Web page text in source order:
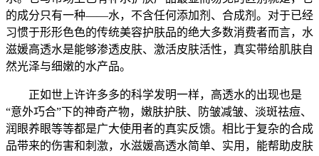
的成分只有一种——水，不含任何添加剂、合成剂。对于已经
习惯于形形色色的传统美容护肤品的绝大多数消费者而言，水
滋媛高透水是能够渗透皮肤、激活皮肤活性，真实带给肌肤自
然光泽与细嫩的水产品。
正如世上许许多多的科学发明一样，高透水的出现也是
“意外巧合”下的神奇产物，嫩肤护肤、防皱减皱、淡斑祛痘、
润眼养眼等等都是广大使用者的真实反馈。相比于复杂的合成
品带来的伤害和刺激，水滋媛高透水简单、实用，能帮助皮肤